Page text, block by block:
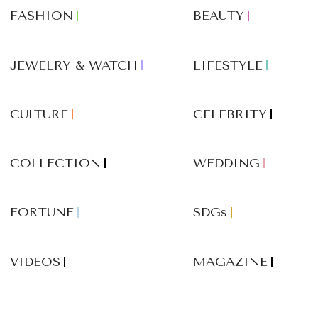
FASHION BEAUTY
JEWELRY & WATCH LIFESTYLE
CULTURE CELEBRITY
COLLECTION WEDDING
FORTUNE SDGs
VIDEOS MAGAZINE